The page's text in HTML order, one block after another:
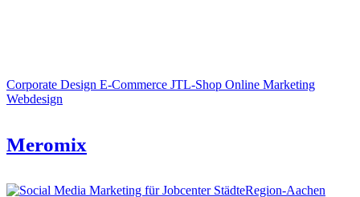
Corporate Design E-Commerce JTL-Shop Online Marketing
Webdesign
Meromix